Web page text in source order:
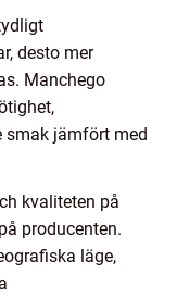
desto mer
Manchego
smak jämfört med
kvaliteten på
producenten.
läge,